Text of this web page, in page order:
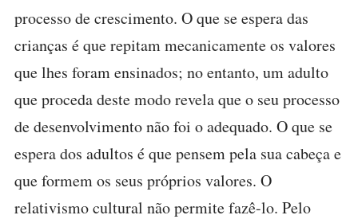
processo de crescimento. O que se espera das
crianças é que repitam mecanicamente os valores
que lhes foram ensinados; no entanto, um adulto
que proceda deste modo revela que o seu processo
de desenvolvimento não foi o adequado. O que se
espera dos adultos é que pensem pela sua cabeça e
que formem os seus próprios valores. O
relativismo cultural não permite fazê-lo. Pelo